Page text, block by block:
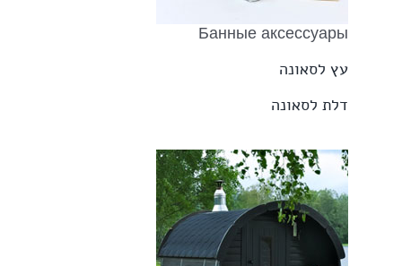
Банные аксессуары
עץ לסאונה
דלת לסאונה